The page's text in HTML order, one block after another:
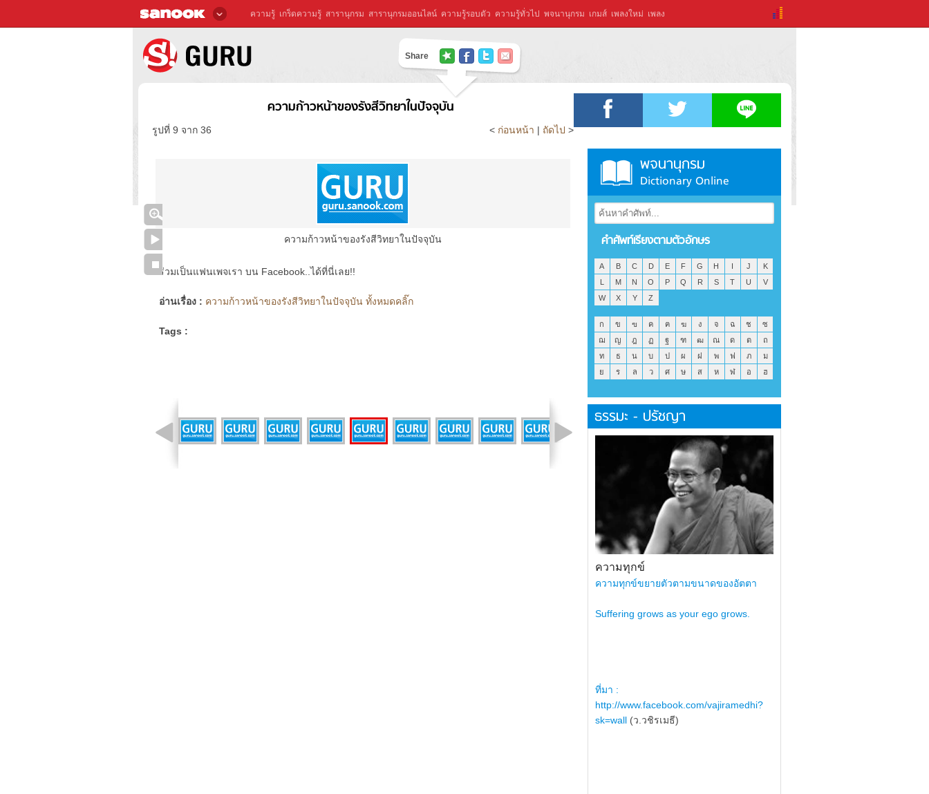
ความรู้ เกร็ดความรู้ สารานุกรม สารานุกรมออนไลน์ ความรู้รอบตัว ความรู้ทั่วไป พจนานุกรม เกมส์ เพลงใหม่ เพลง
Share
ความก้าวหน้าของรังสีวิทยาในปัจจุบัน
รูปที่ 9 จาก 36 < ก่อนหน้า | ถัดไป >
ความก้าวหน้าของรังสีวิทยาในปัจจุบัน
ร่วมเป็นแฟนเพจเรา บน Facebook..ได้ที่นี่เลย!!
อ่านเรื่อง : ความก้าวหน้าของรังสีวิทยาในปัจจุบัน ทั้งหมดคลิ๊ก
Tags :
พจนานุกรม
Dictionary Online
คำศัพท์เรียงตามตัวอักษร
A B C D E F G H I J
K
L
M N O P Q R S T U
V
W
X Y Z
ก ข ฃ ค ฅ ฆ ง จ ฉ ช
ซ
ฌ
ญ ฎ ฏ ฐ ฑ ฒ ณ ด ต
ถ
ท
ธ น บ ป ผ ฝ พ ฟ ภ
ม
ย
ร ล ว ศ ษ ส ห ฬ อ ฮ
ธรรมะ - ปรัชญา
ความทุกข์
ความทุกข์ขยายตัวตามขนาดของอัตตา
Suffering grows as your ego grows.
ที่มา :
http://www.facebook.com/vajiramedhi?
sk=wall (ว.วชิรเมธี)